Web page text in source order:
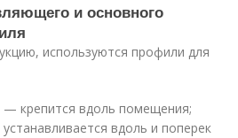
и основного
используются профили для
крепится вдоль помещения;
вдоль и поперек